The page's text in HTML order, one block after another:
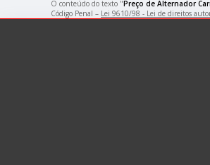
O conteúdo do texto "Preço de Alternador
Código Penal – Lei 9610/98 - Lei de direitos